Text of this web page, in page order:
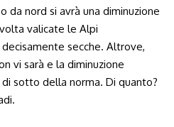
da nord si avrà una diminuzione
valicate le Alpi
secche. Altrove,
vi sarà e la diminuzione
sotto della norma. Di quanto?